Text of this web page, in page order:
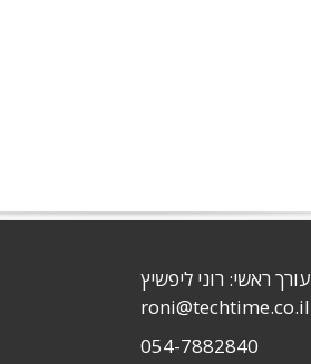
עורך ראשי: רוני ליפשיץ
roni@techtime.co.il
054-7882840